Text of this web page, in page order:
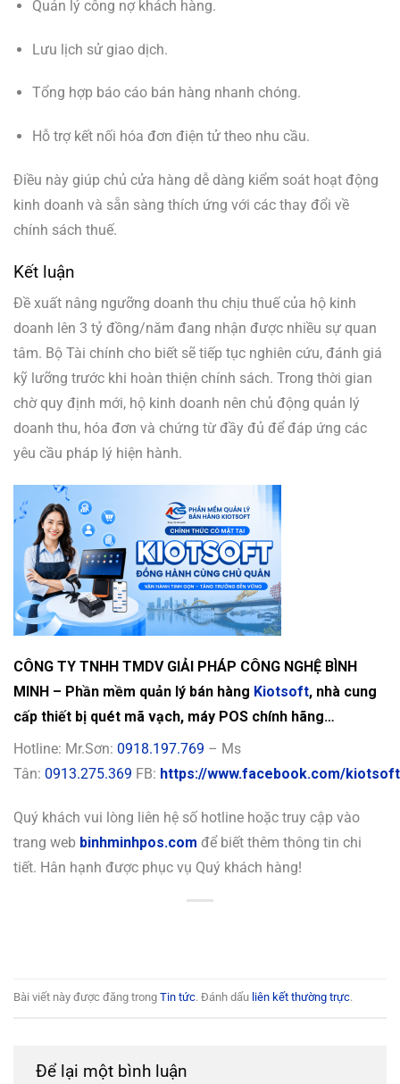
Quản lý công nợ khách hàng.
Lưu lịch sử giao dịch.
Tổng hợp báo cáo bán hàng nhanh chóng.
Hỗ trợ kết nối hóa đơn điện tử theo nhu cầu.
Điều này giúp chủ cửa hàng dễ dàng kiểm soát hoạt động
kinh doanh và sẵn sàng thích ứng với các thay đổi về
chính sách thuế.
Kết luận
Đề xuất nâng ngưỡng doanh thu chịu thuế của hộ kinh
doanh lên 3 tỷ đồng/năm đang nhận được nhiều sự quan
tâm. Bộ Tài chính cho biết sẽ tiếp tục nghiên cứu, đánh giá
kỹ lưỡng trước khi hoàn thiện chính sách. Trong thời gian
chờ quy định mới, hộ kinh doanh nên chủ động quản lý
doanh thu, hóa đơn và chứng từ đầy đủ để đáp ứng các
yêu cầu pháp lý hiện hành.
CÔNG TY TNHH TMDV GIẢI PHÁP CÔNG NGHỆ BÌNH
MINH – Phần mềm quản lý bán hàng Kiotsoft, nhà cung
cấp thiết bị quét mã vạch, máy POS chính hãng…
Hotline: Mr.Sơn: 0918.197.769 – Ms
Tân: 0913.275.369 FB: https://www.facebook.com/
Quý khách vui lòng liên hệ số hotline hoặc truy cập vào
trang web binhminhpos.com để biết thêm thông tin chi
tiết. Hân hạnh được phục vụ Quý khách hàng!
Bài viết này được đăng trong Tin tức. Đánh dấu liên kết thường trực.
Để lại một bình luận